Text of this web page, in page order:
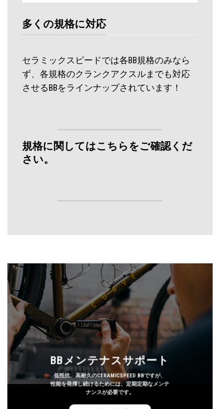
多くの規格に対応
セラミックスピードでは各BB規格のみなら
ず、各規格のクランクアクスルまでも対応
させるBBをラインナップされています！
規格に関してはこちらをご確認くだ
さい。
BBメンテナスサポート
低抵抗、高耐久のCERAMICSPEED BBですが、
性能を発揮し続けるためには、定期定期なメンテ
ナンスが必要です。